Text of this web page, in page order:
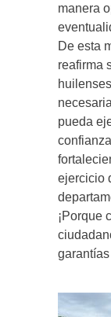
manera
De esta
reafirma
pueda
ejercicio
¡Porque